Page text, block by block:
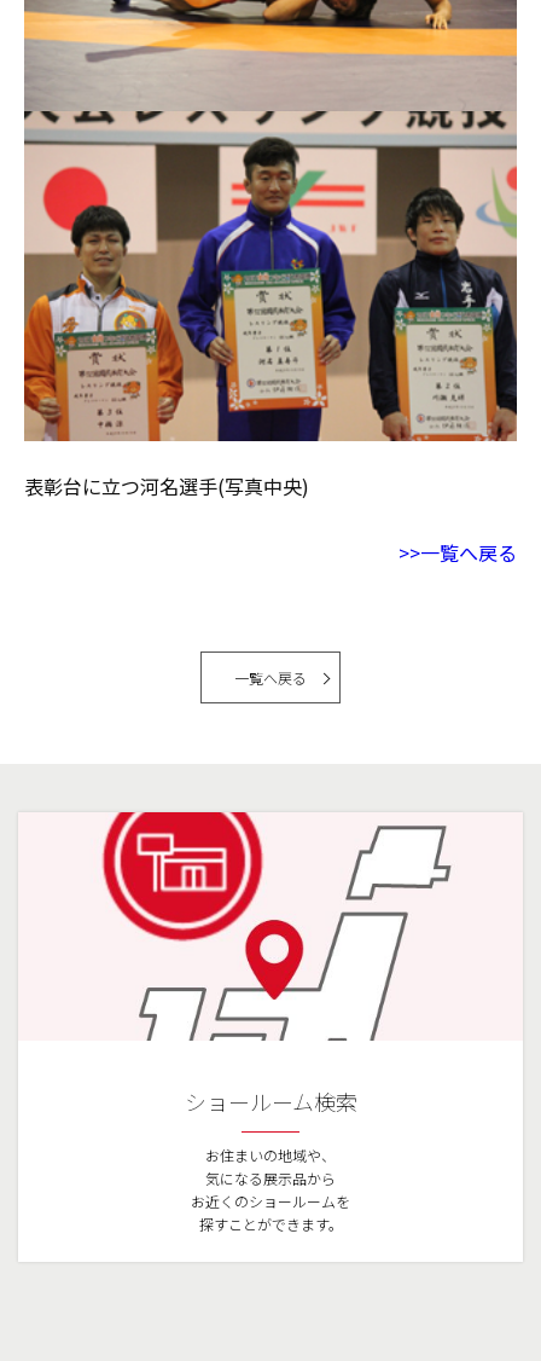
表彰台に立つ河名選手(写真中央)
>>一覧へ戻る
一覧へ戻る
ショールーム検索
お住まいの地域や、
気になる展示品から
お近くのショールームを
探すことができます。